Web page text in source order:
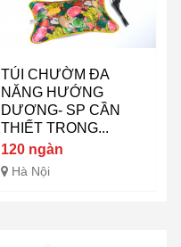
TÚI CHƯỜM ĐA
NĂNG HƯỚNG
DƯƠNG- SP CẦN
THIẾT TRONG...
120 ngàn
Hà Nội